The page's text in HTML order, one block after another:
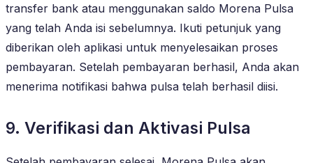
transfer bank atau menggunakan saldo Morena Pulsa
yang telah Anda isi sebelumnya. Ikuti petunjuk yang
diberikan oleh aplikasi untuk menyelesaikan proses
pembayaran. Setelah pembayaran berhasil, Anda akan
menerima notifikasi bahwa pulsa telah berhasil diisi.
9. Verifikasi dan Aktivasi Pulsa